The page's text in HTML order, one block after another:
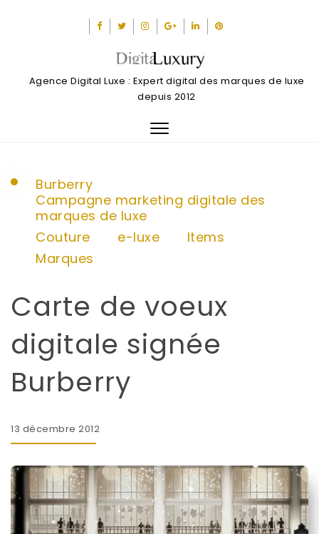
Agence Digital Luxe : Expert digital des marques de luxe
depuis 2012
Toggle
Burberry
Campagne marketing digitale des
marques de luxe
Couture
e-luxe
Items
Marques
Carte de voeux
digitale signée
Burberry
13 décembre 2012